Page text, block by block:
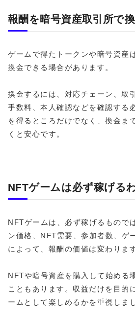
報酬を暗号資産取引所で
ゲームで得たトークンや暗号資産
換金できる場合があります。
換金するには、対応チェーン、取
手数料、本人確認などを確認する
を得るところだけでなく、換金ま
くと安心です。
NFTゲームは必ず稼げる
NFTゲームは、必ず稼げるもので
ン価格、NFT需要、参加者数、ゲ
によって、報酬の価値は変わります
NFTや暗号資産を購入して始める
こともあります。収益だけを目的
ームとして楽しめるかを重視しま